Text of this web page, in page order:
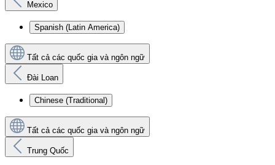
Mexico
Spanish (Latin America)
Tất cả các quốc gia và ngôn ngữ
Đài Loan
Chinese (Traditional)
Tất cả các quốc gia và ngôn ngữ
Trung Quốc